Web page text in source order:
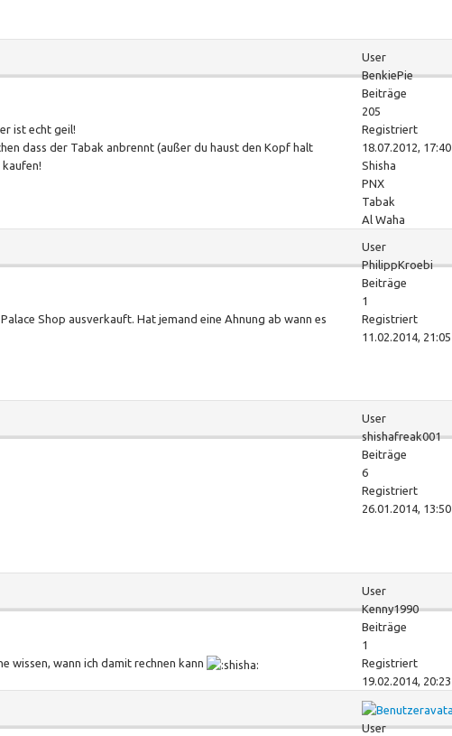
ist echt geil!
dass der Tabak anbrennt (außer du haust den Kopf halt
User
BenkiePie
Beiträge
205
Registriert
18.07.2012, 17:40
Shisha
PNX
Tabak
Al Waha
Shop ausverkauft. Hat jemand eine Ahnung ab wann es
User
PhilippKroebi
Beiträge
1
Registriert
11.02.2014, 21:05
User
shishafreak001
Beiträge
6
Registriert
26.01.2014, 13:50
wissen, wann ich damit rechnen kann
User
Kenny1990
Beiträge
1
Registriert
19.02.2014, 20:23
User